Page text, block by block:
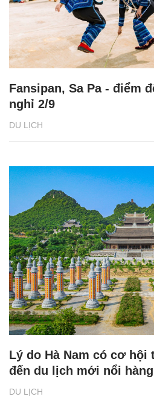
DU LỊCH
Fansipan, Sa Pa - điểm
nghỉ 2/9
DU LỊCH
Lý do Hà Nam có cơ hội
đến du lịch mới nổi hàng